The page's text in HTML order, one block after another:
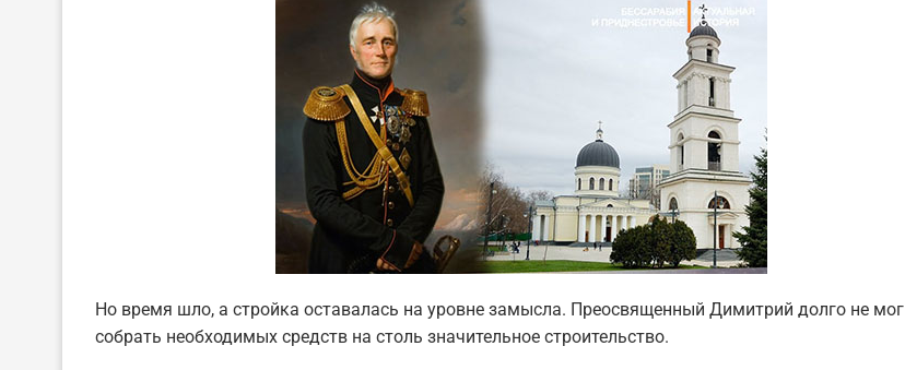
Но время шло, а стройка оставалась на уровне замысла. Преосвященный Димитрий долго не мог
собрать необходимых средств на столь значительное строительство.